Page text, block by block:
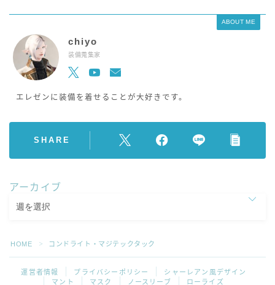
ABOUT ME
chiyo
装備蒐集家
エレゼンに装備を着せることが大好きです。
SHARE
アーカイブ
HOME ＞ コンドライト・マジテックタック
運営者情報 プライバシーポリシー
シャーレアン風デザイン
マント
マスク ノースリーブ ローライズ